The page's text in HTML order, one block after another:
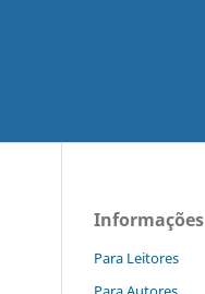
Informações
Para Leitores